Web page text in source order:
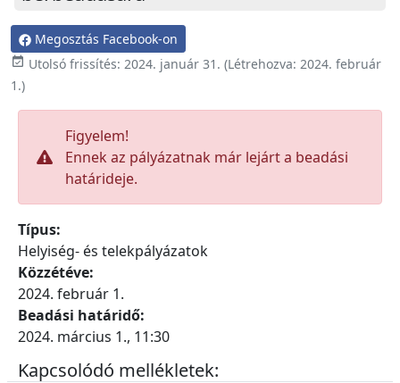
Megosztás Facebook-on
 Utolsó frissítés: 2024. január 31. (Létrehozva: 2024. február
1.)
Figyelem!
Ennek az pályázatnak már lejárt a beadási
határideje.
Típus:
Helyiség- és telekpályázatok
Közzétéve:
2024. február 1.
Beadási határidő:
2024. március 1., 11:30
Kapcsolódó mellékletek: